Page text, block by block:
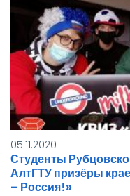
05.11.2020
Студенты
АлтГТУ призёры
– Россия!»